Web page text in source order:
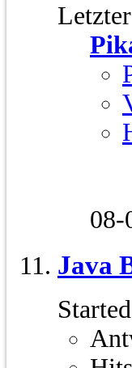
08-
Java